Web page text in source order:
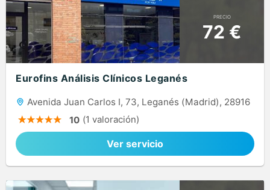
PRECIO
72 €
Eurofins Análisis Clínicos Leganés
Avenida Juan Carlos I, 73, Leganés (Madrid), 28916
10 (1 valoración)
Ver servicio